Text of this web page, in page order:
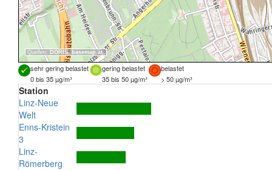
Quellen: DORIS, basemap.at
sehr gering belastet gering belastet
belastet
0 bis 35 µg/m³
35 bis 50 µg/m³ > 50 µg/m³
Station
Linz-Neue
Welt
Enns-Kristein
3
Linz-
Römerberg